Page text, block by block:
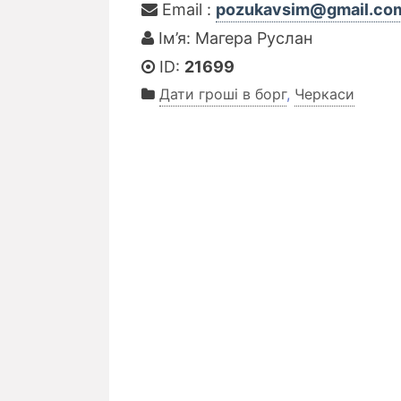
Email :
Ім’я: Магера Руслан
ID: 21699
Дати гроші в борг, Черкаси